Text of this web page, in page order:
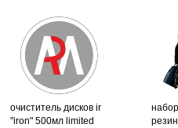
очиститель дисков ir
"iron" 500мл limited